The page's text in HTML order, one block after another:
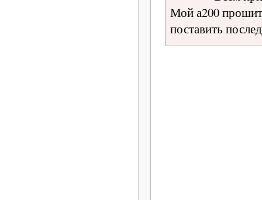
Мой а200 прошит
поставить